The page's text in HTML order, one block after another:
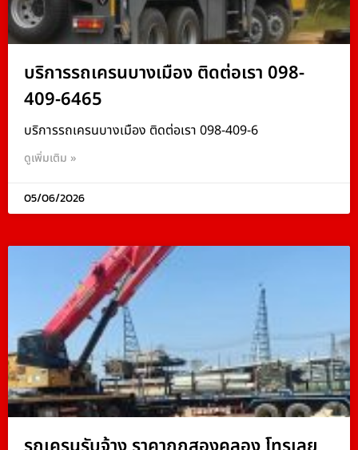
บริการรถเครนบางเมือง ติดต่อเรา 098-
409-6465
บริการรถเครนบางเมือง ติดต่อเรา 098-409-6
ดูเพิ่มเติม »
05/06/2026